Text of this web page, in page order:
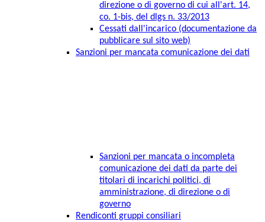
direzione o di governo di cui all'art. 14,
co. 1-bis, del dlgs n. 33/2013
Cessati dall'incarico (documentazione da
pubblicare sul sito web)
Sanzioni per mancata comunicazione dei dati
Sanzioni per mancata o incompleta
comunicazione dei dati da parte dei
titolari di incarichi politici, di
amministrazione, di direzione o di
governo
Rendiconti gruppi consiliari